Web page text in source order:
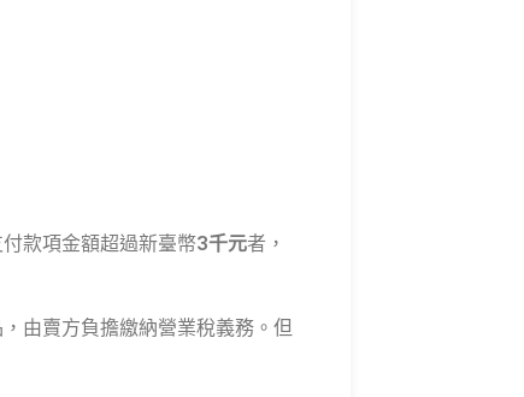
款項金額超過新臺幣3千元者，
由賣方負擔繳納營業稅義務。但